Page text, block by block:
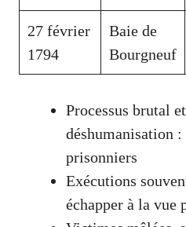
27 février
1794
Baie de
Bourgneuf
Processus brutal
déshumanisation
prisonniers
Exécutions
échapper à la vue